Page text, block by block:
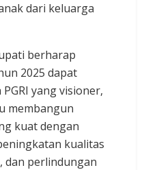
dari keluarga
berharap
2025 dapat
yang visioner,
membangun
kuat dengan
kualitas
dan perlindungan